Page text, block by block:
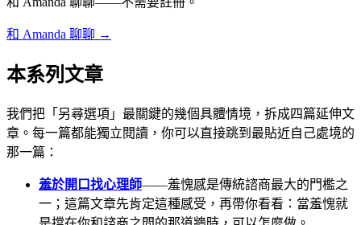
和 Amanda 聊聊 →
本系列文章
我們把「另尋選項」最關鍵的幾個具體情境，拆成四篇延伸文
章。每一篇都能獨立閱讀，你可以直接跳到最貼近自己處境的
那一篇：
羞於開口找心理師——羞愧感是傳統諮商最大的門檻之
一；這篇文章先肯定這種感受，再帶你看看：當羞愧就